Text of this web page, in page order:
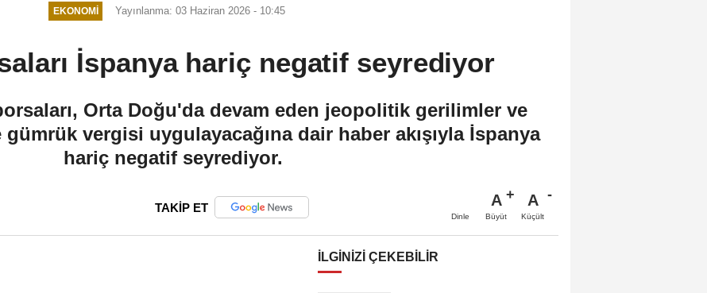
EKONOMI Yayınlanma: 03 Haziran 2026 - 10:45
İspanya hariç negatif seyrediyor
Orta Doğu'da devam eden jeopolitik gerilimler ve
vergisi uygulayacağına dair haber akışıyla İspanya
hariç negatif seyrediyor.
TAKİP ET
Dinle
A
Büyüt
A
Küçült
İLGINIZI ÇEKEBILIR